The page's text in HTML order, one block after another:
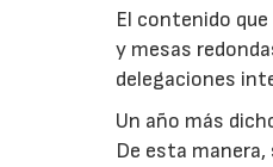
El contenido
y mesas
delegaciones
Un año más
De esta